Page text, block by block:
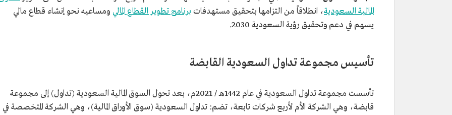
المالية السعودية، انطلاقاً من التزامها بتحقيق مستهدفات برنامج تطوير القطاع المالي ومساعيه نحو إنشاء قطاع مالي
يسهم في دعم وتحقيق رؤية السعودية 2030.
تأسيس مجموعة تداول السعودية القابضة
تأسست مجموعة تداول السعودية في عام 1442هـ / 2021م، بعد تحول السوق المالية السعودية (تداول) إلى مجموعة
قابضة، وهي الشركة الأم لأربع شركات تابعة، تضم: تداول السعودية (سوق الأوراق المالية)، وهي الشركة المتخصصة في